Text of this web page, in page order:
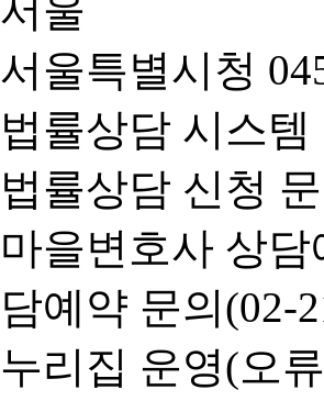
서울특별시청
법률상담 시스
법률상담 신청
마을변호사 상
담예약 문의(02-
누리집 운영(오